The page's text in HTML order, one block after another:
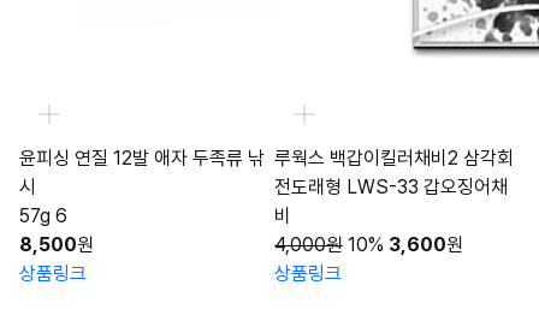
윤피싱 연질 12발 애자 두족류 낚
시
57g 6
8,500원
상품링크
루웍스 백갑이킬러채비2 삼각회
전도래형 LWS-33 갑오징어채
비
4,000원 10% 3,600원
상품링크